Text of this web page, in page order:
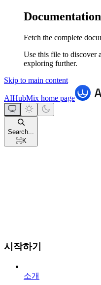
Fetch the complete
Use this file to discover
exploring further.
Skip to main content
AIHubMix home page
Search...
⌘K
시작하기
소개